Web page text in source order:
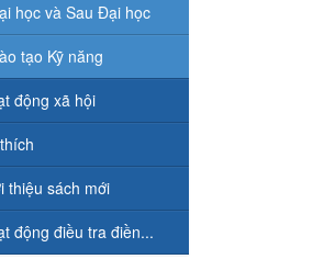
học và Sau Đại học
tạo Kỹ năng
động xã hội
thiệu sách mới
động điều tra điền...